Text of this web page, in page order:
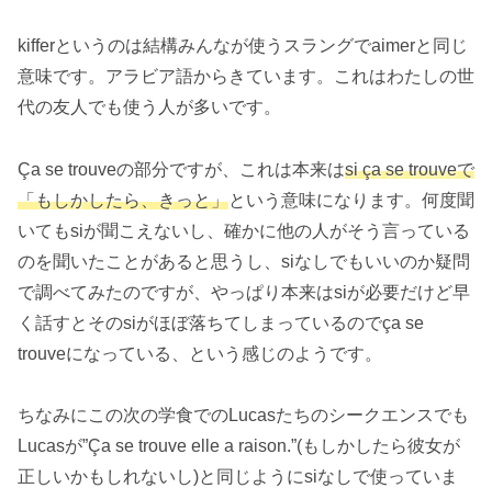
kifferというのは結構みんなが使うスラングでaimerと同じ
意味です。アラビア語からきています。これはわたしの世
代の友人でも使う人が多いです。
Ça se trouveの部分ですが、これは本来はsi ça se trouveで
「もしかしたら、きっと」という意味になります。何度聞
いてもsiが聞こえないし、確かに他の人がそう言っている
のを聞いたことがあると思うし、siなしでもいいのか疑問
で調べてみたのですが、やっぱり本来はsiが必要だけど早
く話すとそのsiがほぼ落ちてしまっているのでça se
trouveになっている、という感じのようです。
ちなみにこの次の学食でのLucasたちのシークエンスでも
Lucasが”Ça se trouve elle a raison.”(もしかしたら彼女が
正しいかもしれないし)と同じようにsiなしで使っていま